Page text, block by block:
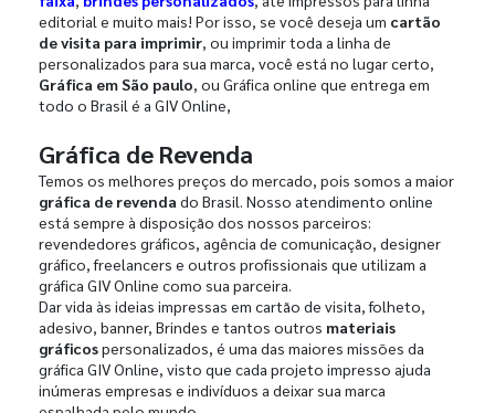
editorial e muito mais! Por isso, se você deseja um cartão
de visita para imprimir, ou imprimir toda a linha de
personalizados para sua marca, você está no lugar certo,
Gráfica em São paulo, ou Gráfica online que entrega em
todo o Brasil é a GIV Online,
Gráfica de Revenda
Temos os melhores preços do mercado, pois somos a maior
gráfica de revenda do Brasil. Nosso atendimento online
está sempre à disposição dos nossos parceiros:
revendedores gráficos, agência de comunicação, designer
gráfico, freelancers e outros profissionais que utilizam a
gráfica GIV Online como sua parceira.
Dar vida às ideias impressas em cartão de visita, folheto,
adesivo, banner, Brindes e tantos outros materiais
gráficospersonalizados, é uma das maiores missões da
gráfica GIV Online, visto que cada projeto impresso ajuda
inúmeras empresas e indivíduos a deixar sua marca